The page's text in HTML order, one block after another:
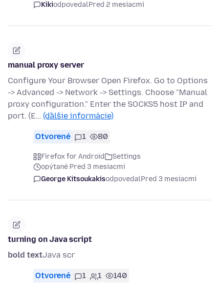
KikiodpovedalPred 2 mesiacmi
manual proxy server
Configure Your Browser Open Firefox. Go to Options
-> Advanced -> Network -> Settings. Choose "Manual
proxy configuration." Enter the SOCKS5 host IP and
port. (E… (ďalšie informácie)
Otvorené 1 80
Firefox for Android
Settings
opýtané Pred 3 mesiacmi
George KitsoukakisodpovedalPred 3 mesiacmi
turning on Java script
bold textJava scr
Otvorené 1 1 140